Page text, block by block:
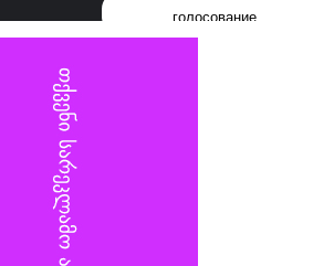
რომელიც 2022 წელს
და თავდაცვის
გენერალ-ლეიტენანტ
голосование